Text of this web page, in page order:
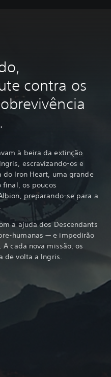
contra os
à beira da extinção
escravizando-os e
do Iron Heart, uma grande
final, os poucos
preparando-se para a
a ajuda dos Descendants
humanas — e impedirão
cada nova missão, os
de volta a Ingris.